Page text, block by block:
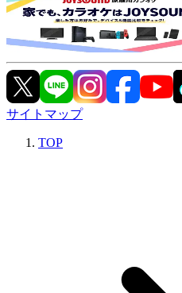
サイトマップ
TOP